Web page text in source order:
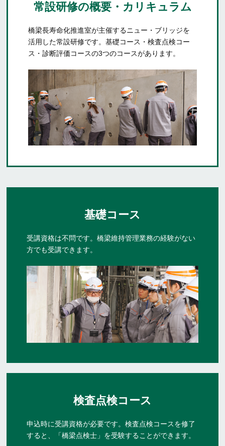
常設研修の概要・カリキュラム
橋梁長寿命化推進室が主催するニュー・ブリッジを
活用した常設研修です。基礎コース・検査点検コー
ス・診断評価コースの3つのコースがあります。
基礎コース
受講資格は不問です。橋梁維持管理業務の経験がない
方でも受講できます。
検査点検コース
申込時に受講資格が必要です。検査点検コースを修了
すると、
「橋梁点検士」を受験することができます。